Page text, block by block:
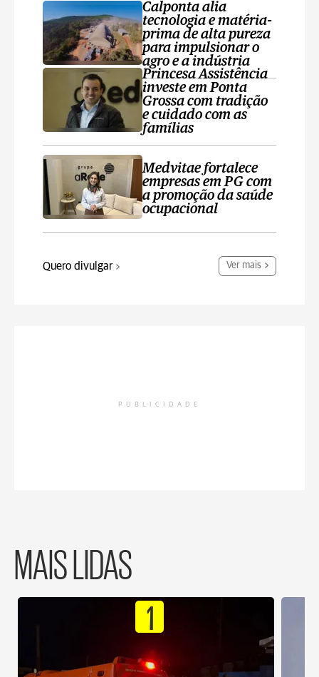
Calponta alia
tecnologia e matéria-
prima de alta pureza
para impulsionar o
agro e a indústria
Princesa Assistência
investe em Ponta
Grossa com tradição
e cuidado com as
famílias
Medvitae fortalece
empresas em PG com
a promoção da saúde
ocupacional
Quero divulgar Ver mais
PUBLICIDADE
MAIS LIDAS
1